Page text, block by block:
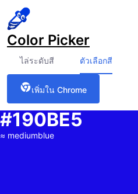
Color Picker
ไล่ระดับสี ตัวเลือกสี
เพิ่มใน Chrome
#190BE5
≈ mediumblue